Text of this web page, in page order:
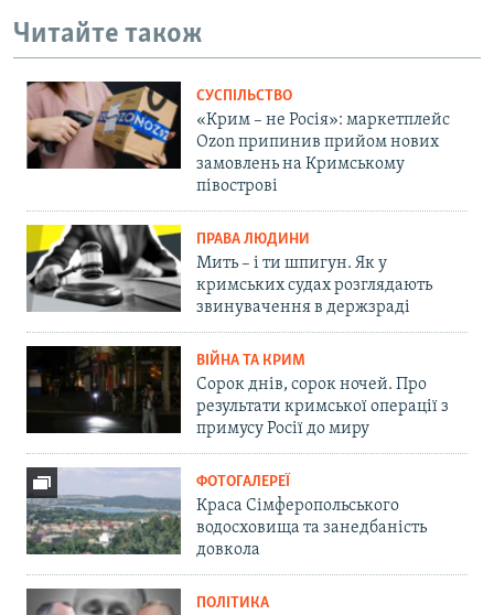
Читайте також
СУСПІЛЬСТВО
«Крим – не Росія»: маркетплейс
Ozon припинив прийом нових
замовлень на Кримському
півострові
ПРАВА ЛЮДИНИ
Мить – і ти шпигун. Як у
кримських судах розглядають
звинувачення в держзраді
ВІЙНА ТА КРИМ
Сорок днів, сорок ночей. Про
результати кримської операції з
примусу Росії до миру
ФОТОГАЛЕРЕЇ
Краса Сімферопольського
водосховища та занедбаність
довкола
ПОЛІТИКА